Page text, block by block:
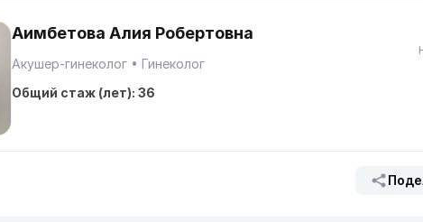
Аимбетова Алия Робертовна
Акушер-гинеколог
Гинеколог
Общий стаж (лет): 36